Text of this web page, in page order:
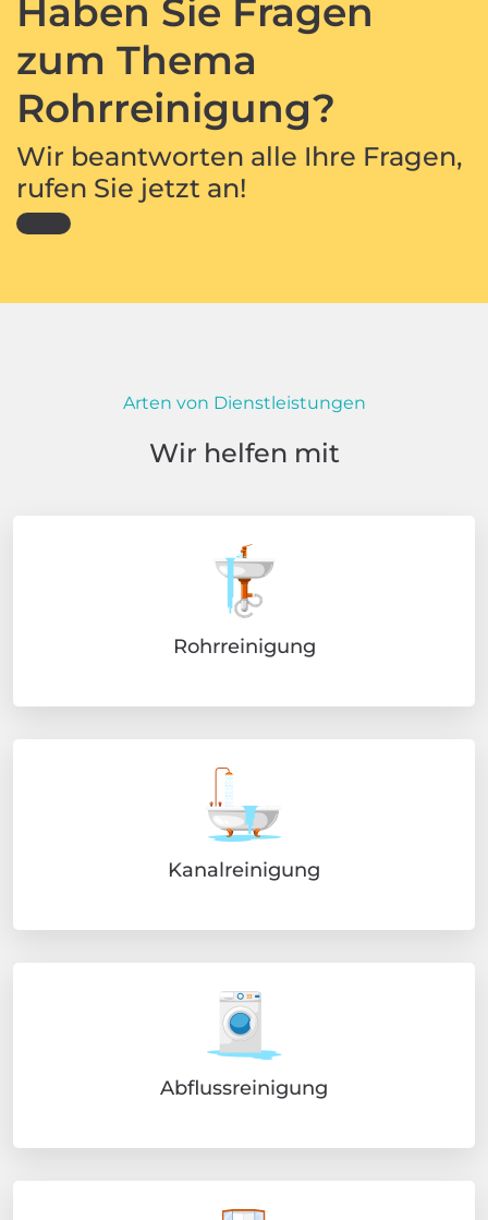
Haben Sie Fragen
zum Thema
Rohrreinigung?
Wir beantworten alle Ihre Fragen,
rufen Sie jetzt an!
Arten von Dienstleistungen
Wir helfen mit
Rohrreinigung
Kanalreinigung
Abflussreinigung